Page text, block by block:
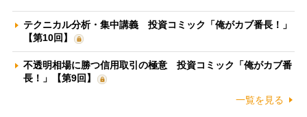
テクニカル分析・集中講義 投資コミック「俺がカブ番長！」
【第10回】
不透明相場に勝つ信用取引の極意 投資コミック「俺がカブ番
長！」【第9回】
一覧を見る